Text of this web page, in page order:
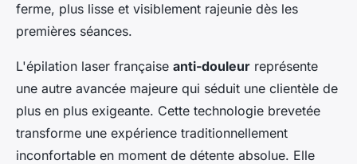
ferme, plus lisse et visiblement rajeunie dès les
premières séances.
L'épilation laser française anti-douleur représente
une autre avancée majeure qui séduit une clientèle de
plus en plus exigeante. Cette technologie brevetée
transforme une expérience traditionnellement
inconfortable en moment de détente absolue. Elle